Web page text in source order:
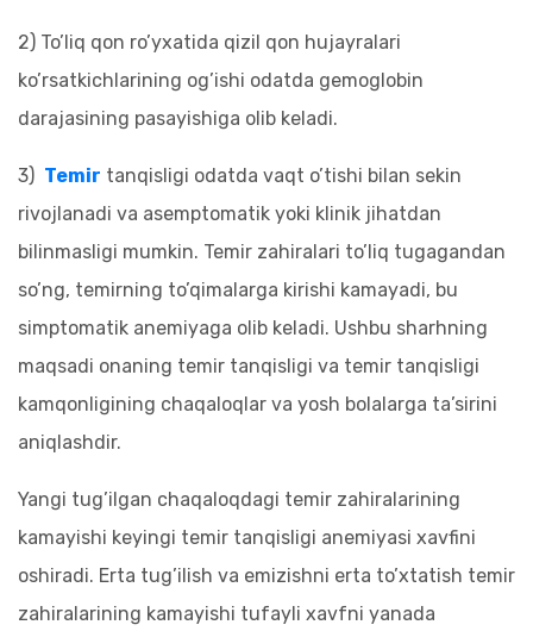
2) To’liq qon ro’yxatida qizil qon hujayralari
ko’rsatkichlarining og’ishi odatda gemoglobin
darajasining pasayishiga olib keladi.
3) Temir tanqisligi odatda vaqt o’tishi bilan sekin
rivojlanadi va asemptomatik yoki klinik jihatdan
bilinmasligi mumkin. Temir zahiralari to’liq tugagandan
so’ng, temirning to’qimalarga kirishi kamayadi, bu
simptomatik anemiyaga olib keladi. Ushbu sharhning
maqsadi onaning temir tanqisligi va temir tanqisligi
kamqonligining chaqaloqlar va yosh bolalarga ta’sirini
aniqlashdir.
Yangi tug’ilgan chaqaloqdagi temir zahiralarining
kamayishi keyingi temir tanqisligi anemiyasi xavfini
oshiradi. Erta tug’ilish va emizishni erta to’xtatish temir
zahiralarining kamayishi tufayli xavfni yanada